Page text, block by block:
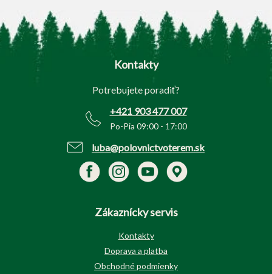
Z
Kontakty
Potrebujete poradiť?
+421 903 477 007
Po-Pia 09:00 - 17:00
luba@polovnictvoterem.sk
Zákaznícky servis
Kontakty
Doprava a platba
Obchodné podmienky